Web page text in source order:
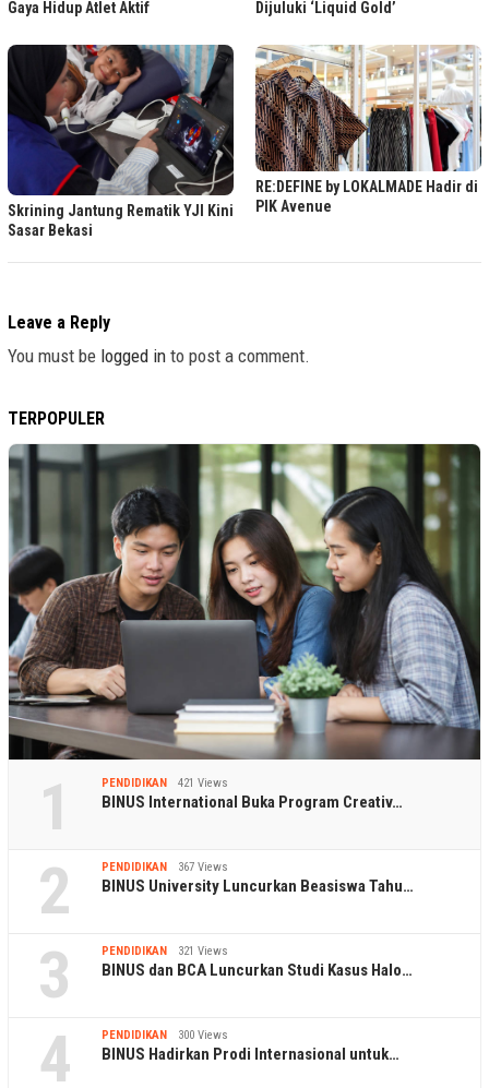
Gaya Hidup Atlet Aktif
Dijuluki ‘Liquid Gold’
Skrining Jantung Rematik YJI Kini
Sasar Bekasi
RE:DEFINE by LOKALMADE Hadir di
PIK Avenue
Leave a Reply
You must be logged in to post a comment.
TERPOPULER
1 PENDIDIKAN 421 Views
BINUS International Buka Program Creativ…
2 PENDIDIKAN 367 Views
BINUS University Luncurkan Beasiswa Tahu…
3 PENDIDIKAN 321 Views
BINUS dan BCA Luncurkan Studi Kasus Halo…
4 PENDIDIKAN 300 Views
BINUS Hadirkan Prodi Internasional untuk…